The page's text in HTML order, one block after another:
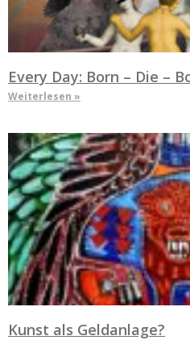
Every Day: Born – Die –
Weiterlesen »
Kunst als Geldanlage?